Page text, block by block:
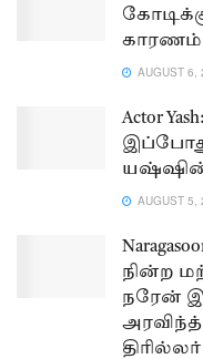
AUGUST 6,
Actor
AUGUST 5,
நின்ற
நரேன்
அரவிந்த்